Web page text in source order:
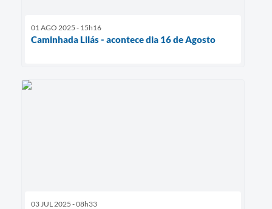
01 AGO 2025 - 15h16
Caminhada Lilás - acontece dia 16 de Agosto
03 JUL 2025 - 08h33